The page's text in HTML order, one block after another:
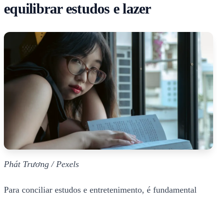
equilibrar estudos e lazer
Phát Trương / Pexels
Para conciliar estudos e entretenimento, é fundamental